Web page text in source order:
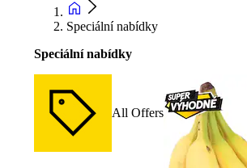
Speciální nabídky
Speciální nabídky
All Offers